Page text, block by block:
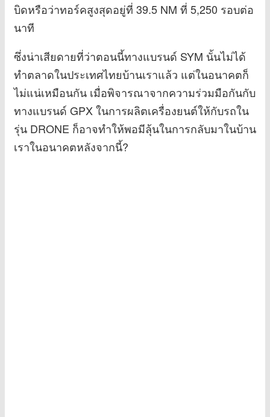
บิดหรือว่าทอร์คสูงสุดอยู่ที่ 39.5 NM ที่ 5,250 รอบต่อ
นาที
ซึ่งน่าเสียดายที่ว่าตอนนี้ทางแบรนด์ SYM นั้นไม่ได้
ทำตลาดในประเทศไทยบ้านเราแล้ว แต่ในอนาคตก็
ไม่แน่เหมือนกัน เมื่อพิจารณาจากความร่วมมือกันกับ
ทางแบรนด์ GPX ในการผลิตเครื่องยนต์ให้กับรถใน
รุ่น DRONE ก็อาจทำให้พอมีลุ้นในการกลับมาในบ้าน
เราในอนาคตหลังจากนี้?